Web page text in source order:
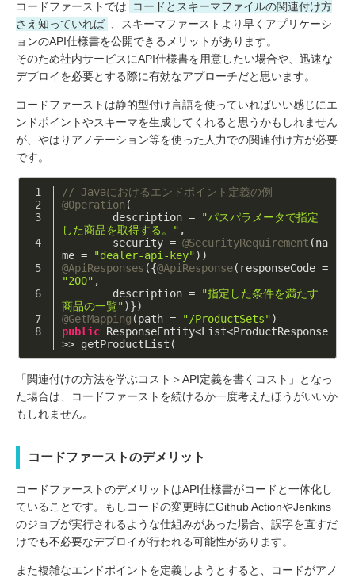
コードファーストでは
コードとスキーマファイルの関連付け方
さえ知っていれば 、スキーマファーストより早くアプリケーシ
ョンのAPI仕様書を公開できるメリットがあります。
そのため社内サービスにAPI仕様書を用意したい場合や、迅速な
デプロイを必要とする際に有効なアプローチだと思います。
コードファーストは静的型付け言語を使っていればいい感じにエ
ンドポイントやスキーマを生成してくれると思うかもしれません
が、やはりアノテーション等を使った人力での関連付け方が必要
です。
// Javaにおけるエンドポイント定義の例
@Operation (
        description =
"パスパラメータで指定
した商品を取得する。" ,
        security =
@SecurityRequirement (na
me =
"dealer-api-key"))
@ApiResponses ({@ApiResponse
"200" ,
        description =
"指定した条件を満たす
商品の一覧")})
@GetMapping (path = "/ProductSets")
public ResponseEntity<List<ProductResponse
>> getProductList(
「関連付けの方法を学ぶコスト＞API定義を書くコスト」となっ
た場合は、コードファーストを続けるか一度考えたほうがいいか
もしれません。
コードファーストのデメリット
コードファーストのデメリットはAPI仕様書がコードと一体化し
ていることです。もしコードの変更時にGithub ActionやJenkins
のジョブが実行されるような仕組みがあった場合、誤字を直すだ
けでも不必要なデプロイが行われる可能性があります。
また複雑なエンドポイントを定義しようとすると、コードがアノ